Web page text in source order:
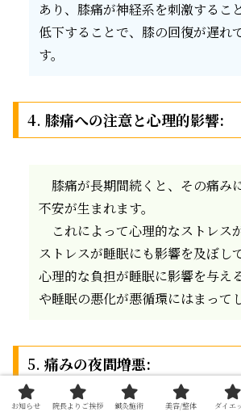
あり、膝痛が神経系を刺激するこ
低下することで、膝の回復が遅れ
す。
4. 膝痛への注意と心理的影響:
膝痛が長期間続くと、その痛み
不安が生まれます。
これによって心理的なストレス
ストレスが睡眠にも影響を及ぼし
心理的な負担が睡眠に影響を与え
や睡眠の悪化が悪循環にはまって
5. 痛みの夜間増悪:
お知らせ 院長よりご挨拶 鍼灸施術 美容/整体 ダイエ